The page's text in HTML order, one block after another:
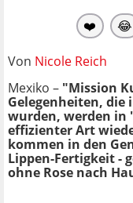
❤️ 😂
Von Nicole Reich
Mexiko – "Mission
Gelegenheiten, die
wurden, werden in
effizienter Art
kommen in den
Lippen-Fertigkeit -
ohne Rose nach